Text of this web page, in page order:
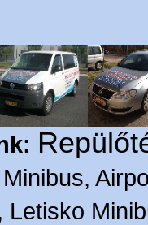
Letisko